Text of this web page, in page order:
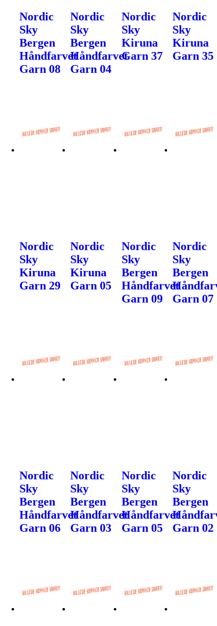
Nordic
Sky
Bergen
Håndfarvet
Garn 08
Nordic
Sky
Bergen
Håndfarvet
Garn 04
Nordic
Sky
Kiruna
Garn 37
Nordic
Sky
Kiruna
Garn 35
Nordic
Sky
Kiruna
Garn 29
Nordic
Sky
Kiruna
Garn 05
Nordic
Sky
Bergen
Håndfarvet
Garn 09
Nordic
Sky
Bergen
Garn 07
Nordic
Sky
Bergen
Håndfarvet
Garn 06
Nordic
Sky
Bergen
Håndfarvet
Garn 03
Nordic
Sky
Bergen
Håndfarvet
Garn 05
Nordic
Sky
Bergen
Garn 02